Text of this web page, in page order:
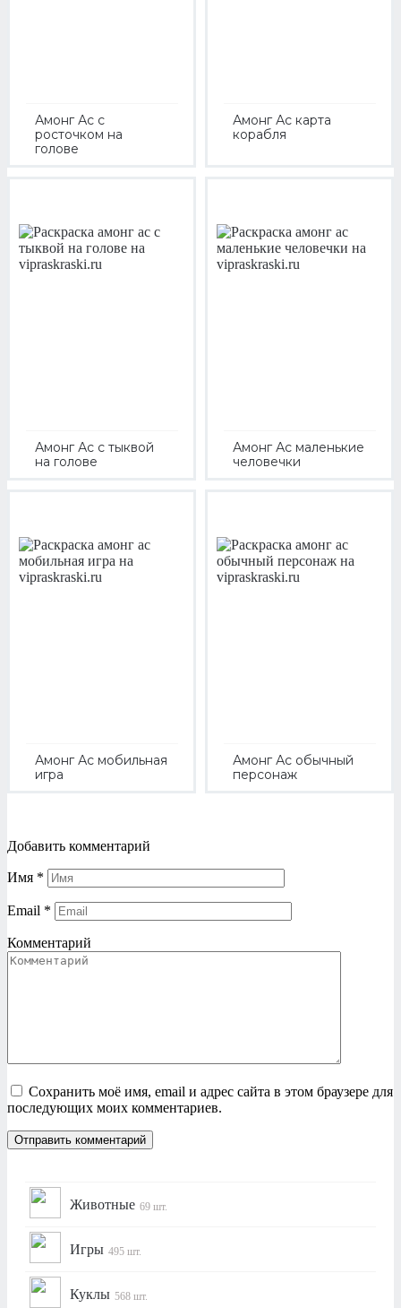
Амонг Ас с
росточком на
голове
Амонг Ас карта
корабля
Амонг Ас с тыквой
на голове
Амонг Ас маленькие
человечки
Амонг Ас мобильная
игра
Амонг Ас обычный
персонаж
Добавить комментарий
Имя *
Email *
Комментарий
Сохранить моё имя, email и адрес сайта в этом браузере для
последующих моих комментариев.
Животные 69 шт.
Игры 495 шт.
Куклы 568 шт.